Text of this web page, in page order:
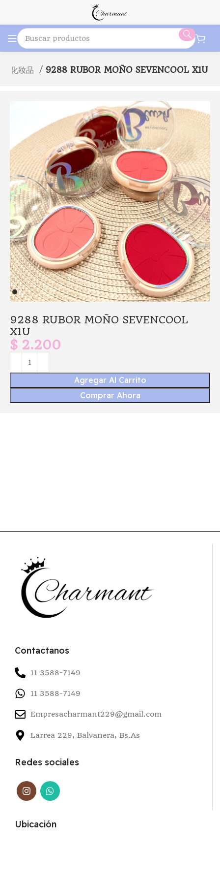
化妝品 9288 RUBOR MOÑO SEVENCOOL X1U
9288 RUBOR MOÑO SEVENCOOL
X1U
$ 2.200
Agregar Al Carrito
Comprar Ahora
Contactanos
11 3588-7149
11 3588-7149
Empresacharmant229@gmail.com
Larrea 229, Balvanera, Bs.As
Redes sociales
Ubicación